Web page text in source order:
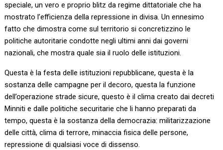
speciale, un vero e proprio blitz da regime dittatoriale che ha
mostrato l’efficienza della repressione in divisa. Un ennesimo
fatto che dimostra come sul territorio si concretizzino le
politiche autoritarie condotte negli ultimi anni dai governi
nazionali, che mostra quale sia il ruolo delle istituzioni.
Questa è la festa delle istituzioni repubblicane, questa è la
sostanza delle campagne per il decoro, questa la funzione
dell’operazione strade sicure, questo è il clima creato dai decreti
Minniti e dalle politiche securitarie che li hanno preparati da
tempo, questa è la sostanza della democrazia: militarizzazione
delle città, clima di terrore, minaccia fisica delle persone,
repressione di qualsiasi voce di dissenso.